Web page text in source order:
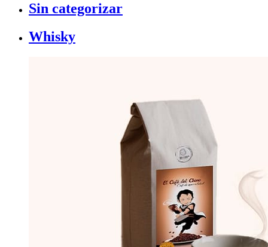
Sin categorizar
Whisky